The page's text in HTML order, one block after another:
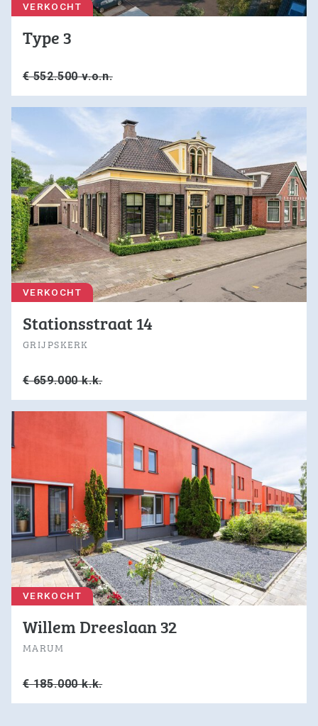
VERKOCHT
Type 3
€ 552.500 v.o.n.
VERKOCHT
Stationsstraat 14
GRIJPSKERK
€ 659.000 k.k.
VERKOCHT
Willem Dreeslaan 32
MARUM
€ 185.000 k.k.